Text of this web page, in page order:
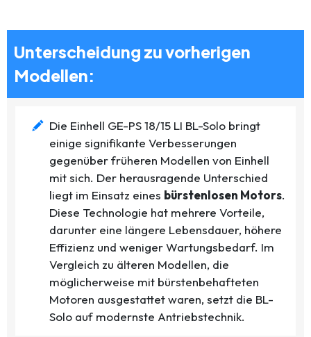
Unterscheidung zu vorherigen
Modellen:
Die Einhell GE-PS 18/15 LI BL-Solo bringt
einige signifikante Verbesserungen
gegenüber früheren Modellen von Einhell
mit sich. Der herausragende Unterschied
liegt im Einsatz eines bürstenlosen Motors.
Diese Technologie hat mehrere Vorteile,
darunter eine längere Lebensdauer, höhere
Effizienz und weniger Wartungsbedarf. Im
Vergleich zu älteren Modellen, die
möglicherweise mit bürstenbehafteten
Motoren ausgestattet waren, setzt die BL-
Solo auf modernste Antriebstechnik.